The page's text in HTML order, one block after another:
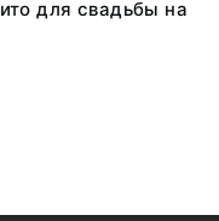
для свадьбы на